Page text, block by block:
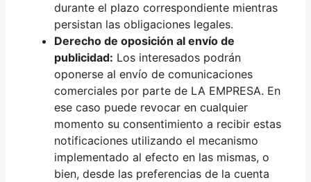
durante el plazo correspondiente mientras
persistan las obligaciones legales.
Derecho de oposición al envío de
publicidad: Los interesados podrán
oponerse al envío de comunicaciones
comerciales por parte de LA EMPRESA. En
ese caso puede revocar en cualquier
momento su consentimiento a recibir estas
notificaciones utilizando el mecanismo
implementado al efecto en las mismas, o
bien, desde las preferencias de la cuenta